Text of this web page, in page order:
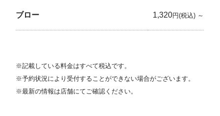
ブロー 1,320円(税込) ～
※記載している料金はすべて税込です。
※予約状況により受付することができない場合がございます。
※最新の情報は店舗にてご確認ください。